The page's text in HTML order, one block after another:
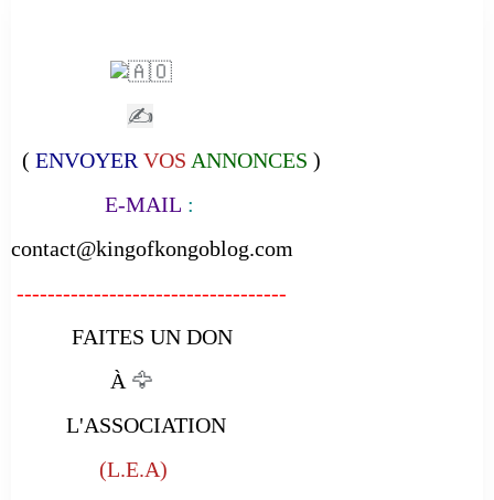
✍
( ENVOYER VOS ANNONCES )
E-MAIL :
contact@kingofkongoblog.com
-----------------------------------
FAITES UN DON
À 🦅
L'ASSOCIATION
(L.E.A)